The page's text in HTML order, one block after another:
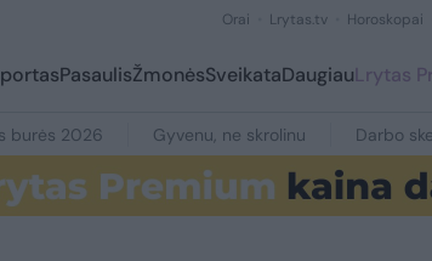
Orai Lrytas.tv Horoskopai
PasaulisŽmonėsSveikataDaugiauLrytas
burės 2026 Gyvenu, ne skrolinu Darbo